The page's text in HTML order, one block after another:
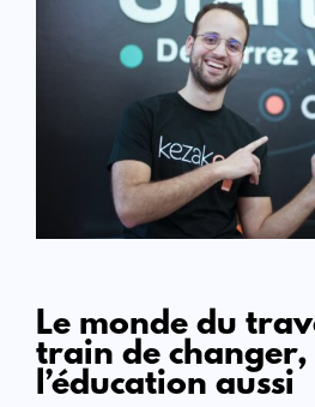
Le monde du
train de changer,
l’éducation aussi